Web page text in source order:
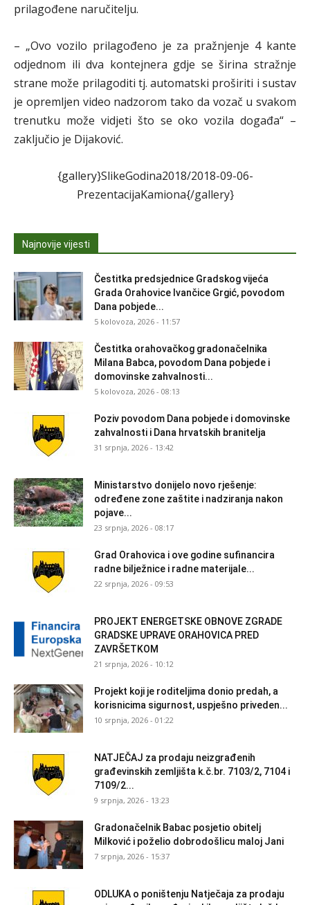
prilagođene naručitelju.
– „Ovo vozilo prilagođeno je za pražnjenje 4 kante
odjednom ili dva kontejnera gdje se širina stražnje
strane može prilagoditi tj. automatski proširiti i sustav
je opremljen video nadzorom tako da vozač u svakom
trenutku može vidjeti što se oko vozila događa“ –
zaključio je Dijaković.
{gallery}SlikeGodina2018/2018-09-06-
PrezentacijaKamiona{/gallery}
Najnovije vijesti
Čestitka predsjednice Gradskog vijeća
Grada Orahovice Ivančice Grgić, povodom
Dana pobjede...
5 kolovoza, 2026 - 11:57
Čestitka orahovačkog gradonačelnika
Milana Babca, povodom Dana pobjede i
domovinske zahvalnosti...
5 kolovoza, 2026 - 08:13
Poziv povodom Dana pobjede i domovinske
zahvalnosti i Dana hrvatskih branitelja
31 srpnja, 2026 - 13:42
Ministarstvo donijelo novo rješenje:
određene zone zaštite i nadziranja nakon
pojave...
23 srpnja, 2026 - 08:17
Grad Orahovica i ove godine sufinancira
radne bilježnice i radne materijale...
22 srpnja, 2026 - 09:53
PROJEKT ENERGETSKE OBNOVE ZGRADE
GRADSKE UPRAVE ORAHOVICA PRED
ZAVRŠETKOM
21 srpnja, 2026 - 10:12
Projekt koji je roditeljima donio predah, a
korisnicima sigurnost, uspješno priveden...
10 srpnja, 2026 - 01:22
NATJEČAJ za prodaju neizgrađenih
građevinskih zemljišta k.č.br. 7103/2, 7104 i
7109/2...
9 srpnja, 2026 - 13:23
Gradonačelnik Babac posjetio obitelj
Milković i poželio dobrodošlicu maloj Jani
7 srpnja, 2026 - 15:37
ODLUKA o poništenju Natječaja za prodaju